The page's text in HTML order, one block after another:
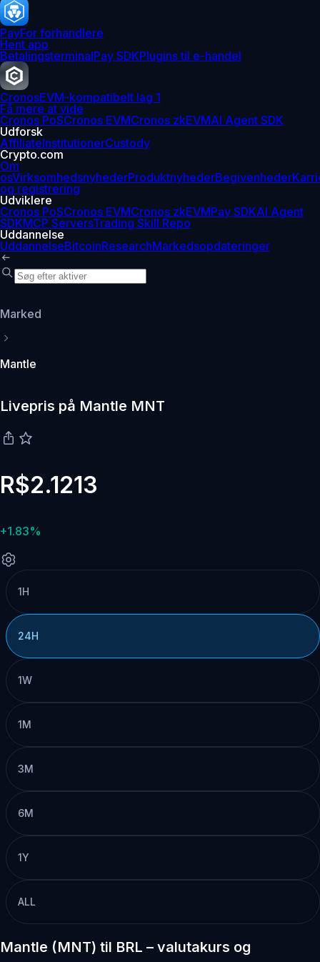
PayFor forhandlere
Hent app
BetalingsterminalPay SDKPlugins til e-handel
CronosEVM-kompatibelt lag 1
Få mere at vide
Cronos PoSCronos EVMCronos zkEVMAI Agent SDK
Udforsk
AffiliateInstitutionerCustody
Crypto.com
Om
osVirksomhedsnyhederProduktnyhederBegivenheder
og registrering
Udviklere
Cronos PoSCronos EVMCronos zkEVMPay SDKAI Agent
SDKMCP ServersTrading Skill Repo
Uddannelse
UddannelseBitcoinResearchMarkedsopdateringer
Marked
Mantle
Livepris på Mantle MNT
R$2.1213
+1.83%
1H
24H
1W
1M
3M
6M
1Y
ALL
Mantle (MNT) til BRL – valutakurs og